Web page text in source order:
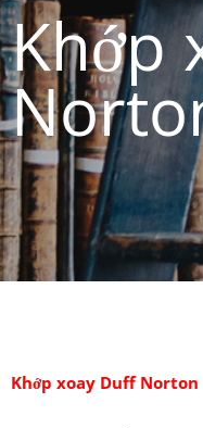
Khớp
Khớp xoay Duff Norton